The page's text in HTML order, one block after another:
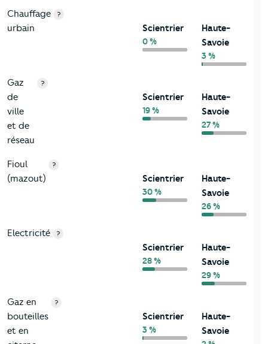
Chauffage
urbain
?
Scientrier
0 %
Haute-
Savoie
3 %
Gaz
de
ville
et de
réseau
?
Scientrier
19 %
Haute-
Savoie
27 %
Fioul
(mazout)
?
Scientrier
30 %
Haute-
Savoie
26 %
Electricité ?
Scientrier
28 %
Haute-
Savoie
29 %
Gaz en
bouteilles
et en
?
Scientrier
3 %
Haute-
Savoie